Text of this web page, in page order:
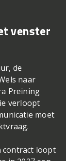
venster
de
naar
Preining
verloopt
moet
contract loopt